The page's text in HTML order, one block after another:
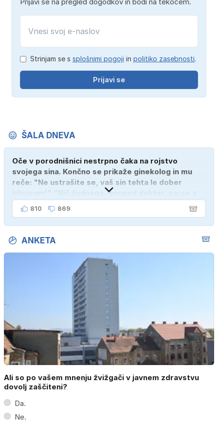
Strinjam se s splošnimi pogoji in politiko zasebnosti.
Prijavi se
ŠALA DNEVA
Oče v porodnišnici nestrpno čaka na rojstvo
svojega sina. Končno se prikaže ginekolog in mu
reče: "Ne ustrašite se, vaš sin tehta le dober
kilogram!" "Nič čudnega, gospod doktor, saj se z
ženo poznava šele tri mesece."
810 869
ANKETA
Ali so po vašem mnenju žvižgači v javnem zdravstvu
dovolj zaščiteni?
Da.
Ne.